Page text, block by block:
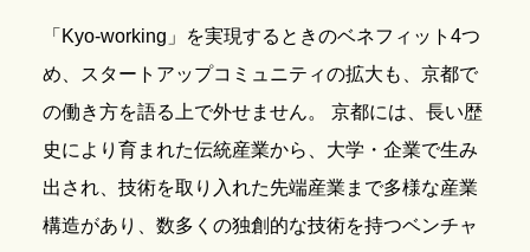
「Kyo-working」を実現するときのベネフィット4つ
め、スタートアップコミュニティの拡大も、京都で
の働き方を語る上で外せません。 京都には、長い歴
史により育まれた伝統産業から、大学・企業で生み
出され、技術を取り入れた先端産業まで多様な産業
構造があり、数多くの独創的な技術を持つベンチャ